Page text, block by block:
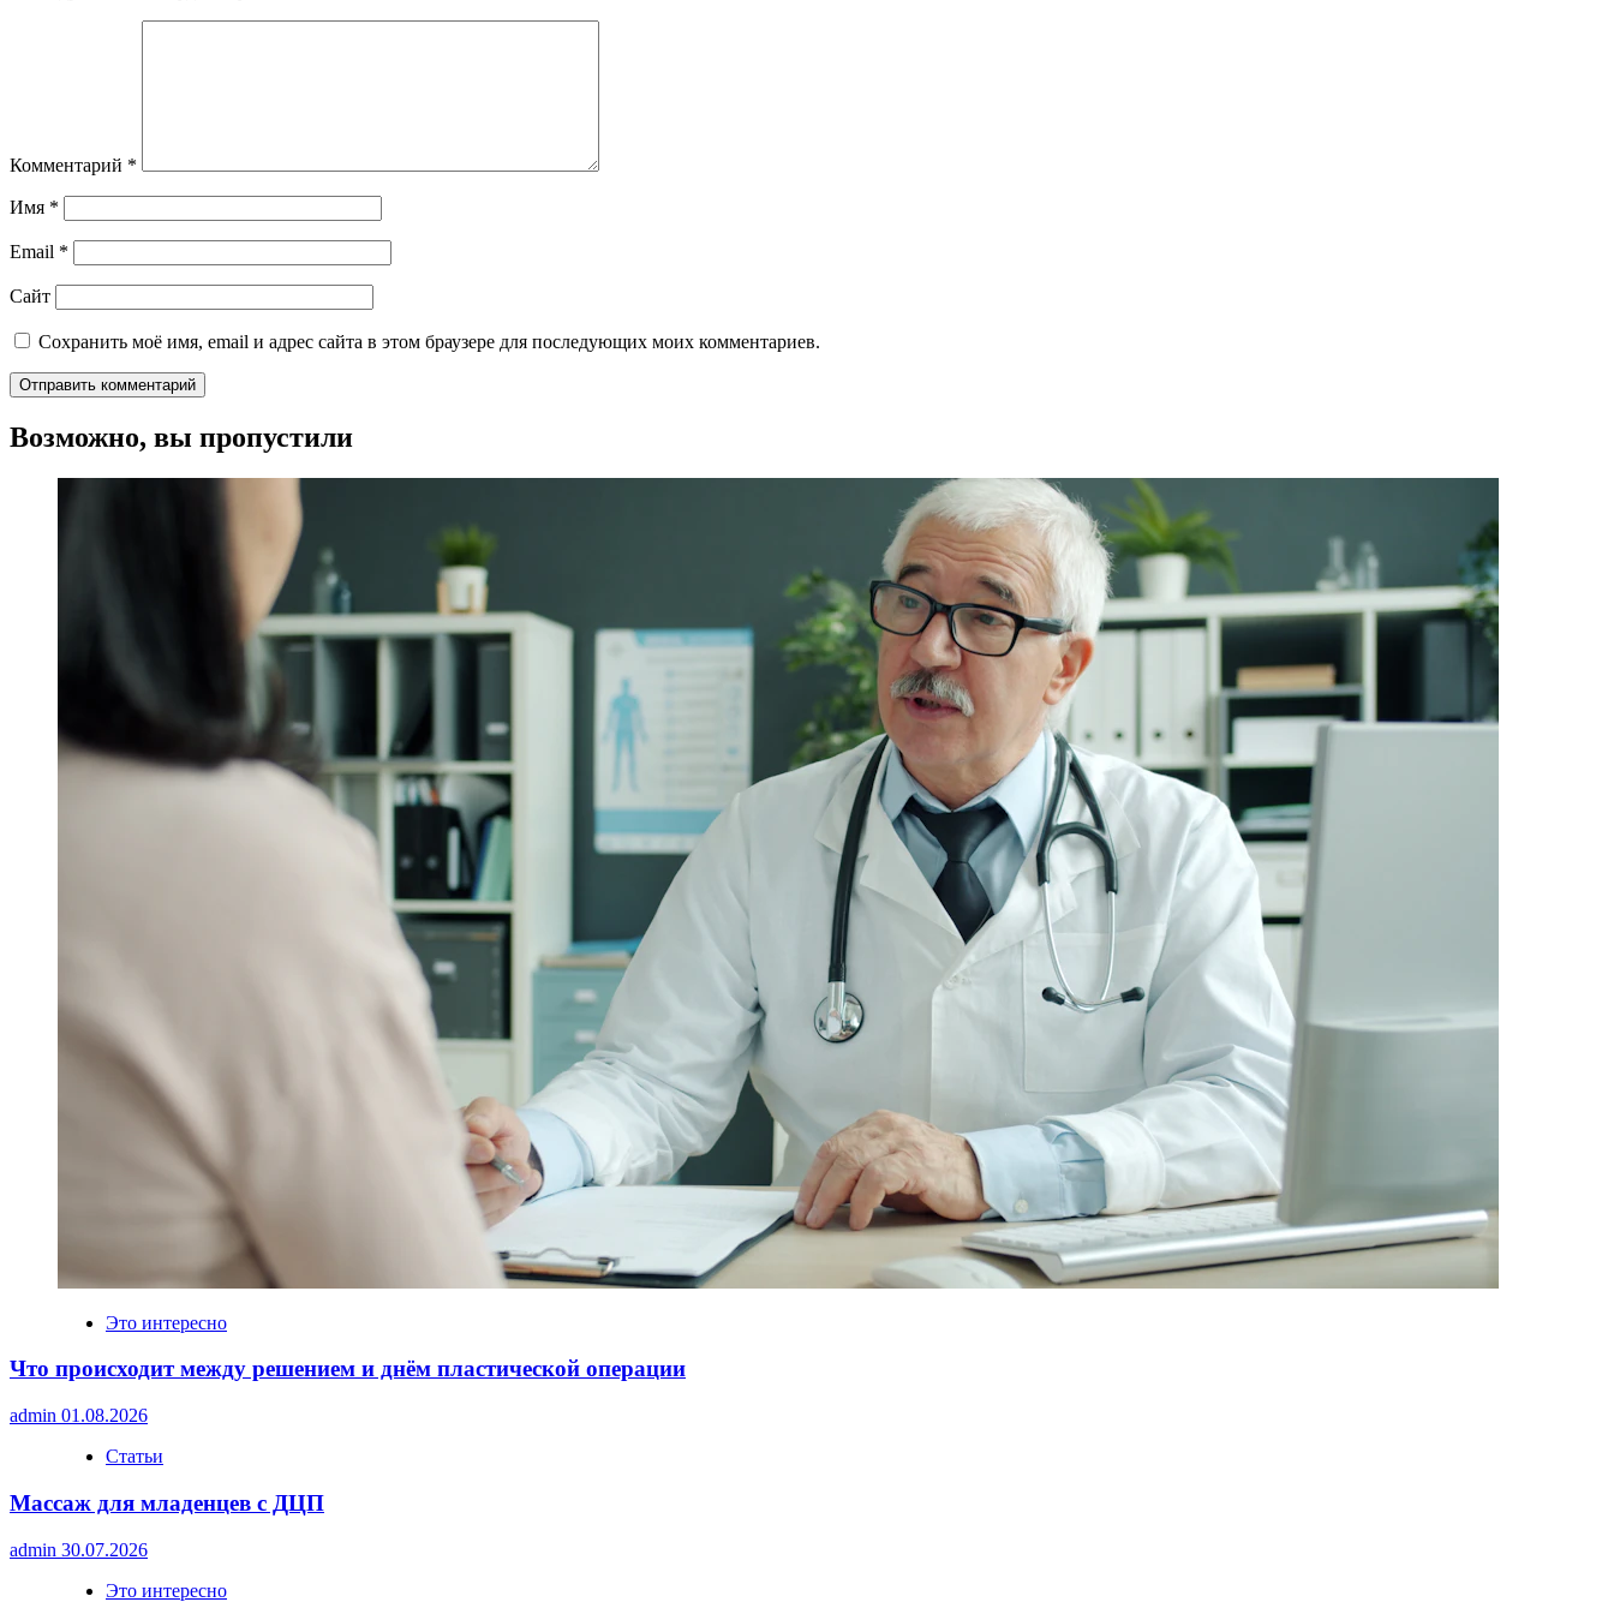
Комментарий *
Имя *
Email *
Сайт
Сохранить моё имя, email и адрес сайта в этом браузере для последующих моих комментариев.
Возможно, вы пропустили
Это интересно
Что происходит между решением и днём пластической операции
admin 01.08.2026
Статьи
Массаж для младенцев с ДЦП
admin 30.07.2026
Это интересно